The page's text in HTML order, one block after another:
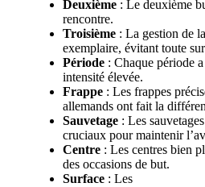
Deuxième : Le deuxième
rencontre.
Troisième : La gestion de
exemplaire, évitant toute
Période : Chaque période
intensité élevée.
Frappe : Les frappes
allemands ont fait la
Sauvetage : Les
cruciaux pour maintenir
Centre : Les centres bien
des occasions de but.
Surface : Les